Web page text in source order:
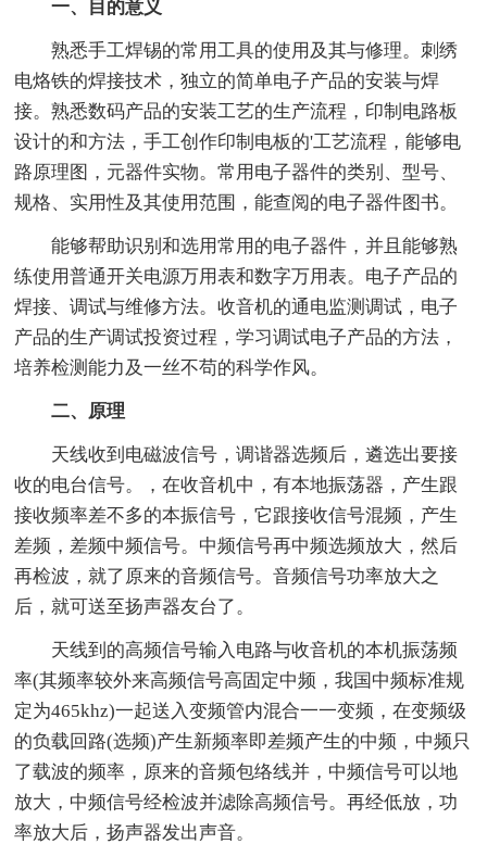
一、目的意义
熟悉手工焊锡的常用工具的使用及其与修理。刺绣
电烙铁的焊接技术，独立的简单电子产品的安装与焊
接。熟悉数码产品的安装工艺的生产流程，印制电路板
设计的和方法，手工创作印制电板的'工艺流程，能够电
路原理图，元器件实物。常用电子器件的类别、型号、
规格、实用性及其使用范围，能查阅的电子器件图书。
能够帮助识别和选用常用的电子器件，并且能够熟
练使用普通开关电源万用表和数字万用表。电子产品的
焊接、调试与维修方法。收音机的通电监测调试，电子
产品的生产调试投资过程，学习调试电子产品的方法，
培养检测能力及一丝不苟的科学作风。
二、原理
天线收到电磁波信号，调谐器选频后，遴选出要接
收的电台信号。，在收音机中，有本地振荡器，产生跟
接收频率差不多的本振信号，它跟接收信号混频，产生
差频，差频中频信号。中频信号再中频选频放大，然后
再检波，就了原来的音频信号。音频信号功率放大之
后，就可送至扬声器友台了。
天线到的高频信号输入电路与收音机的本机振荡频
率(其频率较外来高频信号高固定中频，我国中频标准规
定为465khz)一起送入变频管内混合一一变频，在变频级
的负载回路(选频)产生新频率即差频产生的中频，中频只
了载波的频率，原来的音频包络线并，中频信号可以地
放大，中频信号经检波并滤除高频信号。再经低放，功
率放大后，扬声器发出声音。